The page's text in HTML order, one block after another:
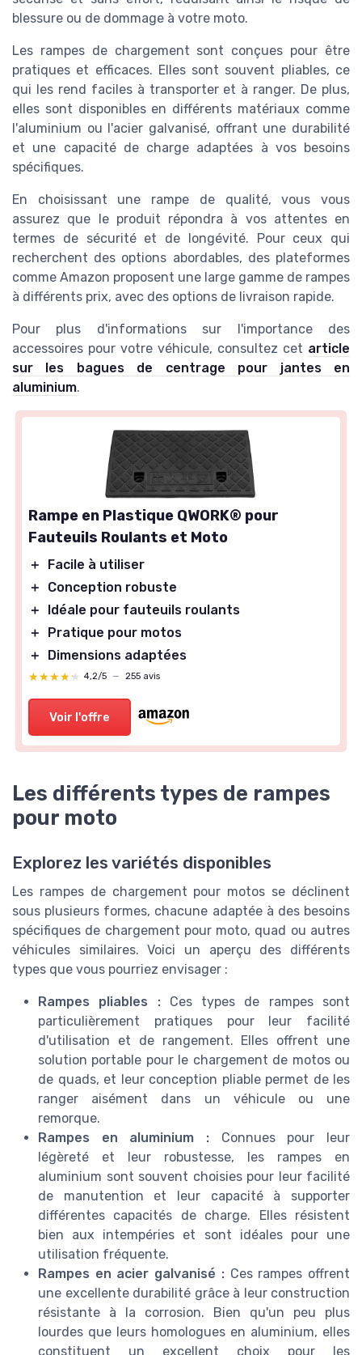
blessure ou de dommage à votre moto.
Les rampes de chargement sont conçues pour être
pratiques et efficaces. Elles sont souvent pliables, ce
qui les rend faciles à transporter et à ranger. De plus,
elles sont disponibles en différents matériaux comme
l'aluminium ou l'acier galvanisé, offrant une durabilité
et une capacité de charge adaptées à vos besoins
spécifiques.
En choisissant une rampe de qualité, vous vous
assurez que le produit répondra à vos attentes en
termes de sécurité et de longévité. Pour ceux qui
recherchent des options abordables, des plateformes
comme Amazon proposent une large gamme de rampes
à différents prix, avec des options de livraison rapide.
Pour plus d'informations sur l'importance des
accessoires pour votre véhicule, consultez cet article
sur les bagues de centrage pour jantes en
aluminium.
Rampe en Plastique QWORK® pour
Fauteuils Roulants et Moto
＋
Facile à utiliser
＋
Conception robuste
＋
Idéale pour fauteuils roulants
＋
Pratique pour motos
＋
Dimensions adaptées
★★★★★
★★★★★ 4,2/5 — 255 avis
Voir l'offre
Les différents types de rampes
pour moto
Explorez les variétés disponibles
Les rampes de chargement pour motos se déclinent
sous plusieurs formes, chacune adaptée à des besoins
spécifiques de chargement pour moto, quad ou autres
véhicules similaires. Voici un aperçu des différents
types que vous pourriez envisager :
Rampes pliables :Ces types de rampes sont
particulièrement pratiques pour leur facilité
d'utilisation et de rangement. Elles offrent une
solution portable pour le chargement de motos ou
de quads, et leur conception pliable permet de les
ranger aisément dans un véhicule ou une
remorque.
Rampes en aluminium : Connues pour leur
légèreté et leur robustesse, les rampes en
aluminium sont souvent choisies pour leur facilité
de manutention et leur capacité à supporter
différentes capacités de charge. Elles résistent
bien aux intempéries et sont idéales pour une
utilisation fréquente.
Rampes en acier galvanisé :Ces rampes offrent
une excellente durabilité grâce à leur construction
résistante à la corrosion. Bien qu'un peu plus
lourdes que leurs homologues en aluminium, elles
constituent un excellent choix pour les